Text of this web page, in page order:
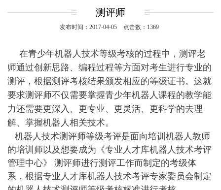
测评师
发布时间：2017-04-05 点击数：1369
在青少年机器人技术等级考核的过程中，测评老
师通过创新思路、编程过程等方面对考生进行专业的
测评，根据测评考核结果颁发相应的等级证书。这就
要求测评师不仅需要掌握青少年机器人课程的教学能
力还需要更深入、更专业、更灵活、更科学的去理
解、掌握机器人相关技术。
机器人技术测评师等级考评是面向培训机器人教师
的培训师以及想要成为《专业人才库机器人技术考评
管理中心》 测评师进行测评工作而制定的考级体
系，根据专业人才库机器人技术考评专家委员会制定